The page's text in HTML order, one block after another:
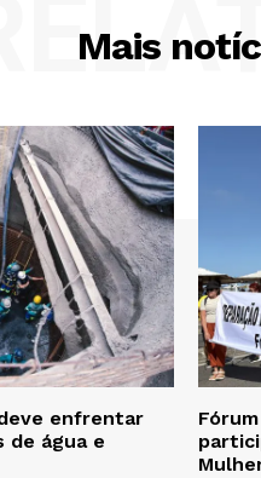
Mais
enfrentar
de água e